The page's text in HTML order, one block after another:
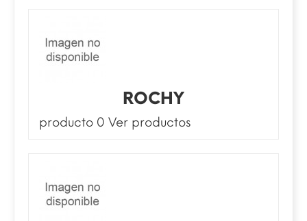
ROCHY
producto 0 Ver productos